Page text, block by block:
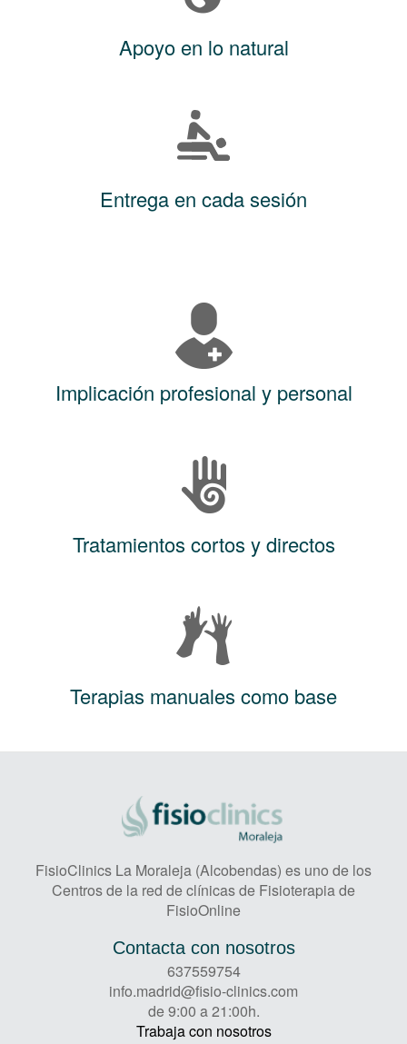
Apoyo en lo natural
Entrega en cada sesión
Implicación profesional y personal
Tratamientos cortos y directos
Terapias manuales como base
FisioClinics La Moraleja (Alcobendas) es uno de los
Centros de la red de clínicas de Fisioterapia de
FisioOnline
Contacta con nosotros
637559754
info.madrid@fisio-clinics.com
de 9:00 a 21:00h.
Trabaja con nosotros